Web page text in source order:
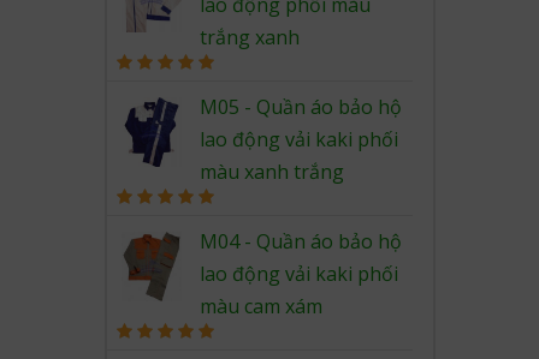
trắng xanh
out of 5
M05 - Quần áo bảo hộ
lao động vải kaki phối
màu xanh trắng
out of 5
M04 - Quần áo bảo hộ
lao động vải kaki phối
màu cam xám